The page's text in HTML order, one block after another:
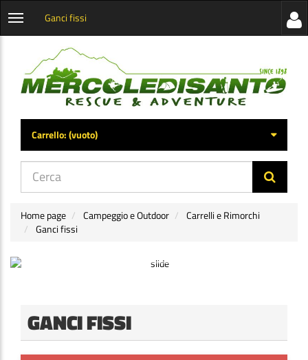
Apri
categorie
Ganci fissi
di
Carrello:(vuoto)
Home page Campeggio e Outdoor
Carrelli e Rimorchi
Ganci fissi
GANCI FISSI